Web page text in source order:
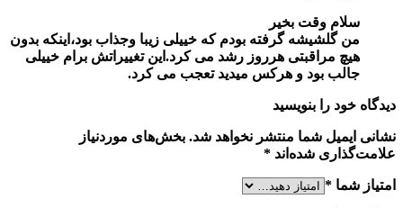
سلام وقت بخیر
من گلشیشه گرفته بودم که خییلی زیبا و‌جذاب بود،اینکه بدون
هیچ مراقبتی هرروز رشد می کرد.این تغییراتش برام خییلی
جالب بود و هرکس میدید تعجب می کرد.
دیدگاه خود را بنویسید
نشانی ایمیل شما منتشر نخواهد شد. بخش‌های موردنیاز
علامت‌گذاری شده‌اند *
امتیاز شما *